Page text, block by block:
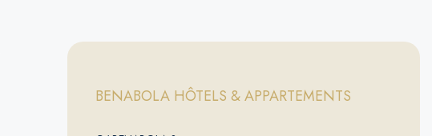
BENABOLA HÔTELS & APPARTEMENTS